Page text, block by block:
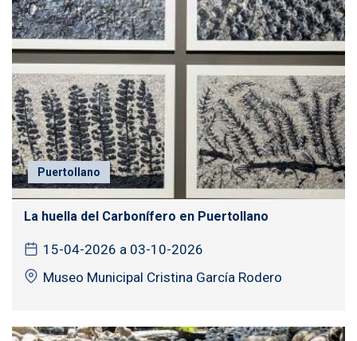
Puertollano
La huella del Carbonífero en Puertollano
15-04-2026 a 03-10-2026
Museo Municipal Cristina García Rodero